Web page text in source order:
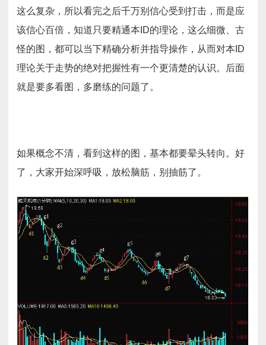
具
走
势
的
分
这么复杂，所以看完之后千万别信心受到打击，而是应
该信心百倍，知道只要精通本ID的理论，这么细微、古
怪的图，都可以当下精确分析并指导操作，从而对本ID
理论关于走势的绝对把握性有一个更清楚的认识。后面
就是要多看图，多磨练的问题了。
如果概念不清，看到这样的图，基本都要晕头转向。好
了，大家开始深呼吸，放松脑筋，别抽筋了。